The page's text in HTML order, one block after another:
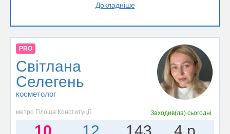
Докладніше
PRO
Світлана
Селегень
косметолог
метро Площа Конституції Заходив(ла)сьогодні
10 12 143 4 р.